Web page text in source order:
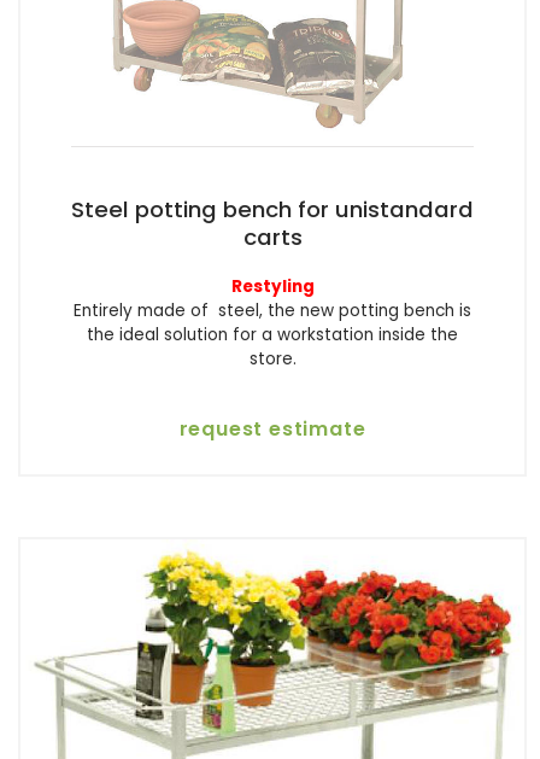
Steel potting bench for unistandard
carts
Restyling
Entirely made of steel, the new potting bench is
the ideal solution for a workstation inside the
store.
request estimate